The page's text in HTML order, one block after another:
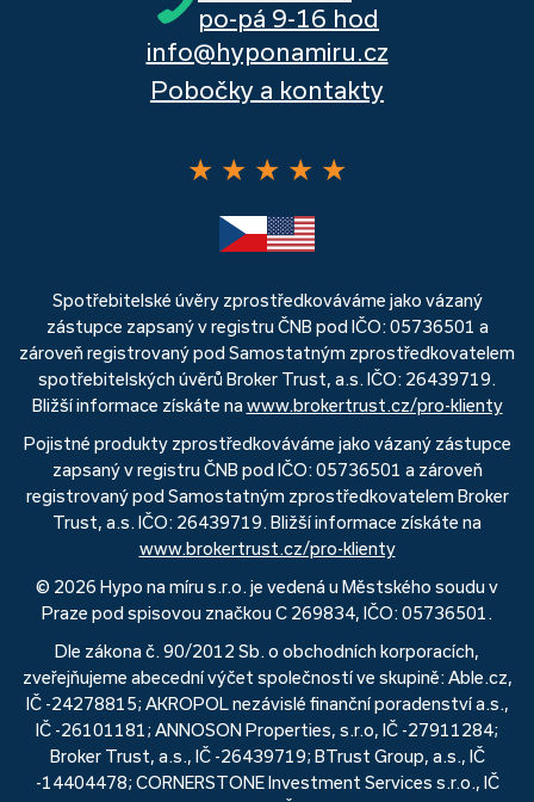
po-pá 9-16 hod
info@hyponamiru.cz
Pobočky a kontakty
★ ★ ★ ★ ★
Spotřebitelské úvěry zprostředkováváme jako vázaný
zástupce zapsaný v registru ČNB pod IČO: 05736501 a
zároveň registrovaný pod Samostatným zprostředkovatelem
spotřebitelských úvěrů Broker Trust, a.s. IČO: 26439719.
Bližší informace získáte na www.brokertrust.cz/pro-klienty
Pojistné produkty zprostředkováváme jako vázaný zástupce
zapsaný v registru ČNB pod IČO: 05736501 a zároveň
registrovaný pod Samostatným zprostředkovatelem Broker
Trust, a.s. IČO: 26439719. Bližší informace získáte na
www.brokertrust.cz/pro-klienty
© 2026 Hypo na míru s.r.o. je vedená u Městského soudu v
Praze pod spisovou značkou C 269834, IČO: 05736501.
Dle zákona č. 90/2012 Sb. o obchodních korporacích,
zveřejňujeme abecední výčet společností ve skupině: Able.cz,
IČ -24278815; AKROPOL nezávislé finanční poradenství a.s.,
IČ -26101181; ANNOSON Properties, s.r.o, IČ -27911284;
Broker Trust, a.s., IČ -26439719; BTrust Group, a.s., IČ
-14404478; CORNERSTONE Investment Services s.r.o., IČ